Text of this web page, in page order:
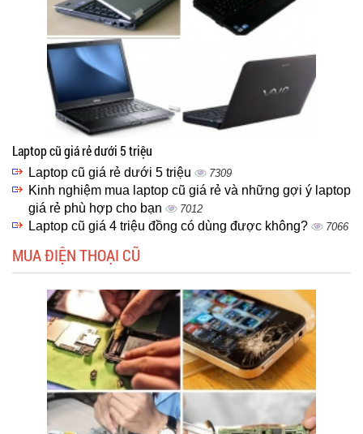
Laptop cũ giá rẻ dưới 5 triệu
Laptop cũ giá rẻ dưới 5 triệu 7309
Kinh nghiệm mua laptop cũ giá rẻ và những gợi ý laptop
giá rẻ phù hợp cho bạn
7012
Laptop cũ giá 4 triệu đồng có dùng được không? 7066
MUA ĐIỆN THOẠI CŨ